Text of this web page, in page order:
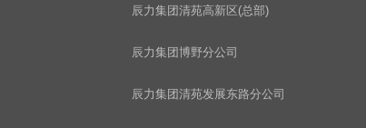
辰力集团清苑高新区(总部)
辰力集团博野分公司
辰力集团清苑发展东路分公司